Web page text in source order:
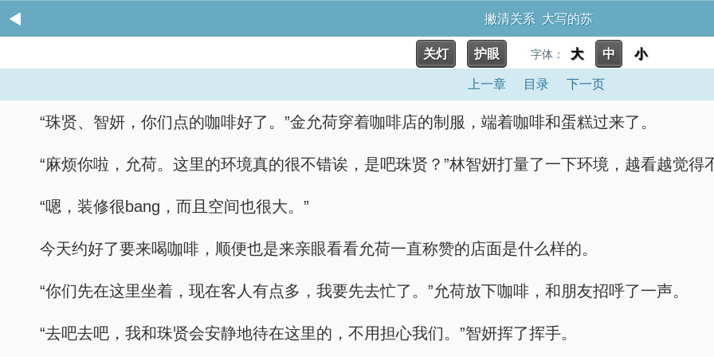
撇清关系 大写的苏
关灯 护眼 字体： 大 中 小
上一章 目录 下一页
“珠贤、智妍，你们点的咖啡好了。”金允荷穿着咖啡店的制服，端着咖啡和蛋糕过来了。
“麻烦你啦，允荷。这里的环境真的很不错诶，是吧珠贤？”林智妍打量了一下环境，越看越觉得
“嗯，装修很bang，而且空间也很大。”
今天约好了要来喝咖啡，顺便也是来亲眼看看允荷一直称赞的店面是什么样的。
“你们先在这里坐着，现在客人有点多，我要先去忙了。”允荷放下咖啡，和朋友招呼了一声。
“去吧去吧，我和珠贤会安静地待在这里的，不用担心我们。”智妍挥了挥手。